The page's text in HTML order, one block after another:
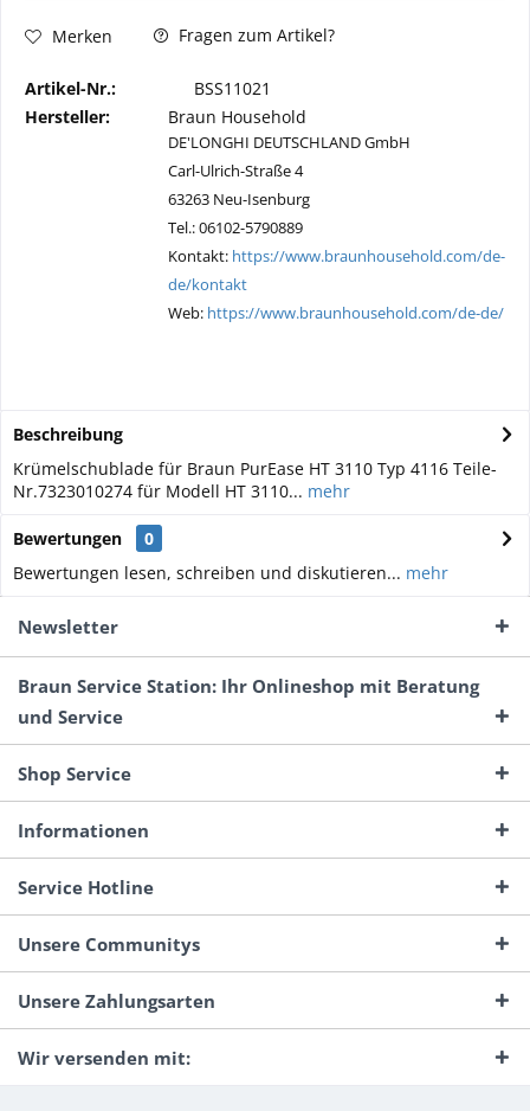
Merken Fragen zum Artikel?
Artikel-Nr.:
BSS11021
Hersteller:
Braun Household
DE'LONGHI DEUTSCHLAND GmbH
Carl-Ulrich-Straße 4
63263 Neu-Isenburg
Tel.: 06102-5790889
Kontakt: https://www.braunhousehold.com/de-
de/kontakt
Web: https://www.braunhousehold.com/de-de/
Beschreibung
Krümelschublade für Braun PurEase HT 3110 Typ 4116 Teile-
Nr.7323010274 für Modell HT 3110... mehr
Bewertungen
0
Bewertungen lesen, schreiben und diskutieren... mehr
Newsletter
Braun Service Station: Ihr Onlineshop mit Beratung
und Service
Shop Service
Informationen
Service Hotline
Unsere Communitys
Unsere Zahlungsarten
Wir versenden mit: